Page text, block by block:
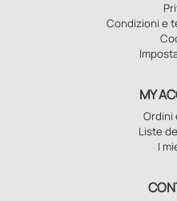
Condizioni e
MY
Ordini
Liste
I